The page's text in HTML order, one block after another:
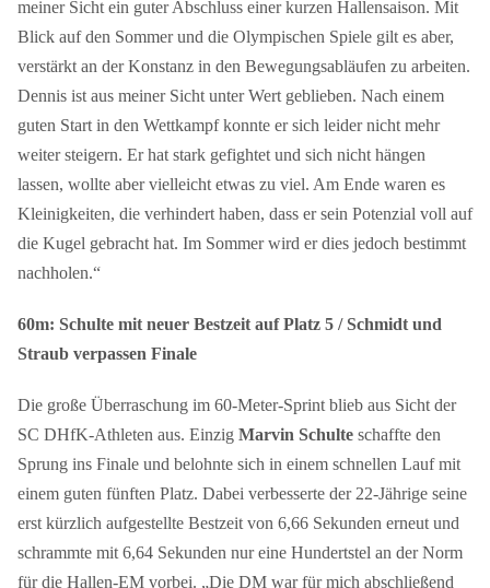
meiner Sicht ein guter Abschluss einer kurzen Hallensaison. Mit
Blick auf den Sommer und die Olympischen Spiele gilt es aber,
verstärkt an der Konstanz in den Bewegungsabläufen zu arbeiten.
Dennis ist aus meiner Sicht unter Wert geblieben. Nach einem
guten Start in den Wettkampf konnte er sich leider nicht mehr
weiter steigern. Er hat stark gefightet und sich nicht hängen
lassen, wollte aber vielleicht etwas zu viel. Am Ende waren es
Kleinigkeiten, die verhindert haben, dass er sein Potenzial voll auf
die Kugel gebracht hat. Im Sommer wird er dies jedoch bestimmt
nachholen.“
60m: Schulte mit neuer Bestzeit auf Platz 5 / Schmidt und
Straub verpassen Finale
Die große Überraschung im 60-Meter-Sprint blieb aus Sicht der
SC DHfK-Athleten aus. Einzig Marvin Schulteschaffte den
Sprung ins Finale und belohnte sich in einem schnellen Lauf mit
einem guten fünften Platz. Dabei verbesserte der 22-Jährige seine
erst kürzlich aufgestellte Bestzeit von 6,66 Sekunden erneut und
schrammte mit 6,64 Sekunden nur eine Hundertstel an der Norm
für die Hallen-EM vorbei. „Die DM war für mich abschließend